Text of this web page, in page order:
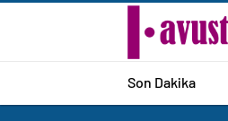
Son Dakika